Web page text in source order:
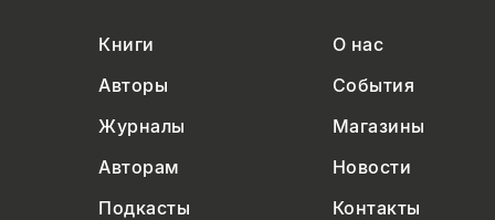
Книги
О нас
Авторы
События
Журналы
Магазины
Авторам
Новости
Подкасты
Контакты